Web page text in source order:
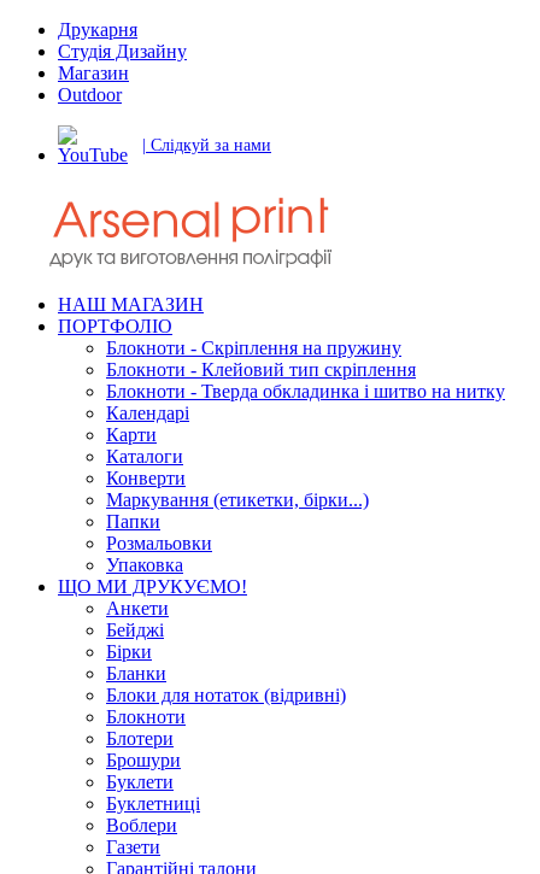
Друкарня
Студія Дизайну
Магазин
Outdoor
| Слідкуй за нами
НАШ МАГАЗИН
ПОРТФОЛІО
Блокноти - Скріплення на пружину
Блокноти - Клейовий тип скріплення
Блокноти - Тверда обкладинка і шитво на нитку
Календарі
Карти
Каталоги
Конверти
Маркування (етикетки, бірки...)
Папки
Розмальовки
Упаковка
ЩО МИ ДРУКУЄМО!
Анкети
Бейджі
Бірки
Бланки
Блоки для нотаток (відривні)
Блокноти
Блотери
Брошури
Буклети
Буклетниці
Воблери
Газети
Гарантійні талони